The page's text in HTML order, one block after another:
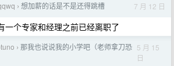
› 想加薪的话是不是还得跳槽 7 月 12 日
一个专家和经理之前已经离职了
› 那我也说说我的小学吧（老师拿刀恐 5 月 15
日